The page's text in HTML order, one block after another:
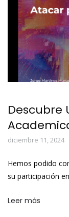
Descubre
diciembre 11, 2024
Hemos podido
su participación
Leer más